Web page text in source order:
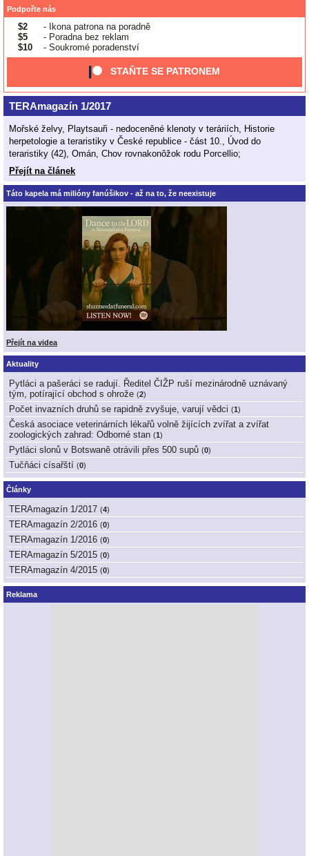
Podpořte nás
$2
- Ikona patrona na poradně
$5
- Poradna bez reklam
$10
- Soukromé poradenství
STAŇTE SE PATRONEM
TERAmagazín 1/2017
Mořské želvy, Playtsauři - nedoceněné klenoty v teráriích, Historie
herpetologie a teraristiky v České republice - část 10., Úvod do
teraristiky (42), Omán, Chov rovnakonôžok rodu Porcellio;
Přejít na článek
Táto kapela má milióny fanúšikov - až na to, že neexistuje
Přejít na videa
Aktuality
Pytláci a pašeráci se radují. Ředitel ČIŽP ruší mezinárodně uznávaný
tým, potírající obchod s ohrože (2)
Počet invazních druhů se rapidně zvyšuje, varují vědci (1)
Česká asociace veterinárních lékařů volně žijících zvířat a zvířat
zoologických zahrad: Odborné stan (1)
Pytláci slonů v Botswaně otrávili přes 500 supů (0)
Tučňáci císařští (0)
Články
TERAmagazín 1/2017 (4)
TERAmagazín 2/2016 (0)
TERAmagazín 1/2016 (0)
TERAmagazín 5/2015 (0)
TERAmagazín 4/2015 (0)
Reklama